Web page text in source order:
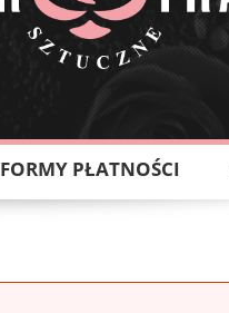
FORMY PŁATNOŚCI